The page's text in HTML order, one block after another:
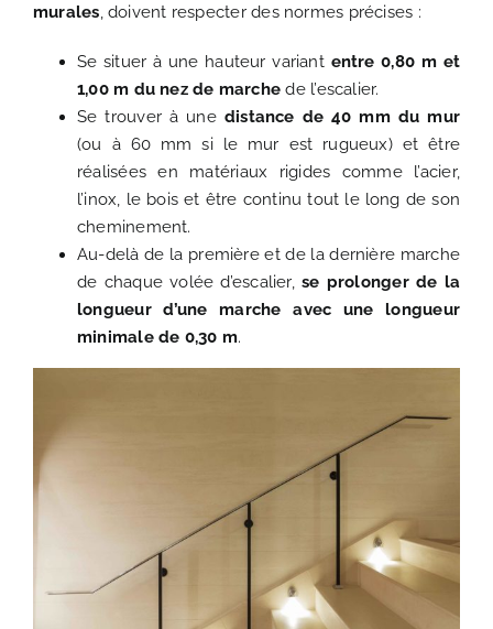
murales, doivent respecter des normes précises :
Se situer à une hauteur variant entre 0,80 m et
1,00 m du nez de marche de l’escalier.
Se trouver à une distance de 40 mm du mur
(ou à 60 mm si le mur est rugueux) et être
réalisées en matériaux rigides comme l’acier,
l’inox, le bois et être continu tout le long de son
cheminement.
Au-delà de la première et de la dernière marche
de chaque volée d’escalier,se prolonger de la
longueur d’une marche avec une longueur
minimale de 0,30 m.